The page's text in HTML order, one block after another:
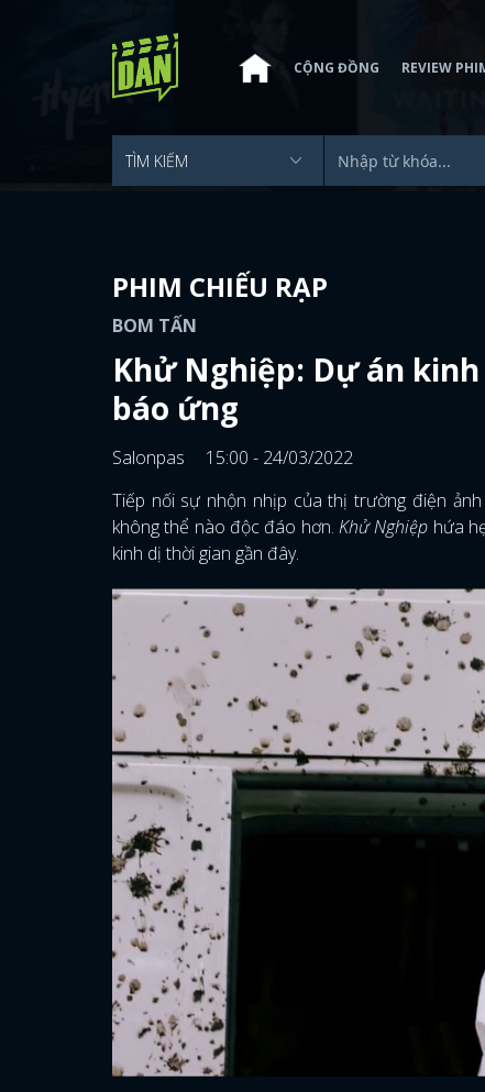
CỘNG ĐỒNG REVIEW
PHIM CHIẾU RẠP
BOM TẤN
Khử Nghiệp: Dự án
báo ứng
Salonpas
15:00 - 24/03/2022
Tiếp nối sự nhộn nhịp của thị trường điện
không thể nào độc đáo hơn. Khử Nghiệp hứa
kinh dị thời gian gần đây.